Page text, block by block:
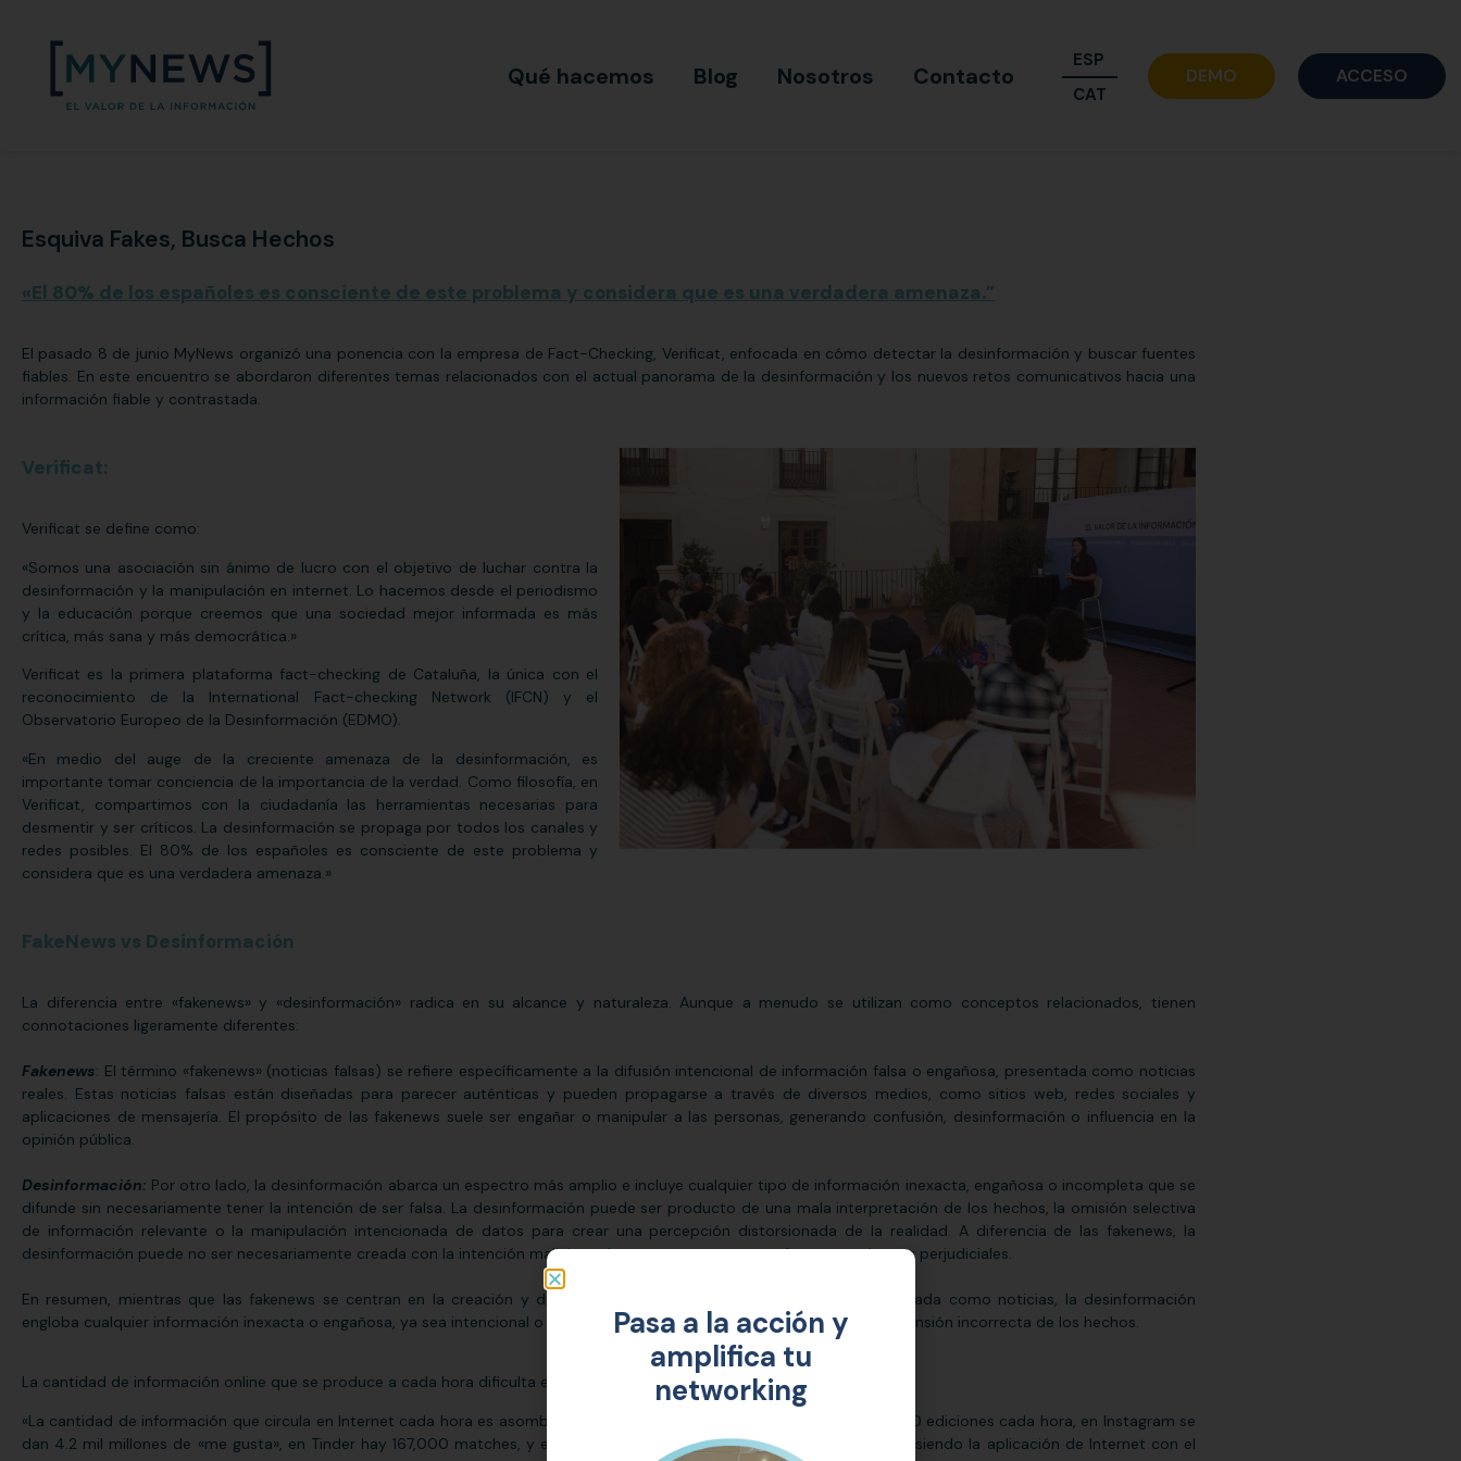
Qué hacemos Blog Nosotros Contacto
ESP
CAT
DEMO ACCESO
Esquiva Fakes, Busca Hechos
«El 80% de los españoles es consciente de este problema y considera que es una verdadera amenaza.”
El pasado 8 de junio MyNews organizó una ponencia con la empresa de Fact-Checking, Verificat, enfocada en cómo detectar la desinformación y buscar fuentes
fiables. En este encuentro se abordaron diferentes temas relacionados con el actual panorama de la desinformación y los nuevos retos comunicativos hacia una
información fiable y contrastada.
Verificat:
Verificat se define como:
«Somos una asociación sin ánimo de lucro con el objetivo de luchar contra la
desinformación y la manipulación en internet. Lo hacemos desde el periodismo
y la educación porque creemos que una sociedad mejor informada es más
crítica, más sana y más democrática.»
Verificat es la primera plataforma fact-checking de Cataluña, la única con el
reconocimiento de la International Fact-checking Network (IFCN) y el
Observatorio Europeo de la Desinformación (EDMO).
«En medio del auge de la creciente amenaza de la desinformación, es
importante tomar conciencia de la importancia de la verdad. Como filosofía, en
Verificat, compartimos con la ciudadanía las herramientas necesarias para
desmentir y ser críticos. La desinformación se propaga por todos los canales y
redes posibles. El 80% de los españoles es consciente de este problema y
considera que es una verdadera amenaza.»
FakeNews vs Desinformación
La diferencia entre «fakenews» y «desinformación» radica en su alcance y naturaleza. Aunque a menudo se utilizan como conceptos relacionados, tienen
connotaciones ligeramente diferentes:
Fakenews: El término «fakenews» (noticias falsas) se refiere específicamente a la difusión intencional de información falsa o engañosa, presentada como noticias
reales. Estas noticias falsas están diseñadas para parecer auténticas y pueden propagarse a través de diversos medios, como sitios web, redes sociales y
aplicaciones de mensajería. El propósito de las fakenews suele ser engañar o manipular a las personas, generando confusión, desinformación o influencia en la
opinión pública.
Desinformación: Por otro lado, la desinformación abarca un espectro más amplio e incluye cualquier tipo de información inexacta, engañosa o incompleta que se
difunde sin necesariamente tener la intención de ser falsa. La desinformación puede ser producto de una mala interpretación de los hechos, la omisión selectiva
de información relevante o la manipulación intencionada de datos para crear una percepción distorsionada de la realidad. A diferencia de las fakenews, la
desinformación puede no ser necesariamente creada con la intención maliciosa de engañar, aunque sus efectos pueden ser perjudiciales.
En resumen, mientras que las fakenews se centran en la creación y difusión intencionada de información falsa presentada como noticias, la desinformación
engloba cualquier información inexacta o engañosa, ya sea intencional o no, que puede llevar a la confusión o a una comprensión incorrecta de los hechos.
La cantidad de información online que se produce a cada hora dificulta el análisis de esta:
«La cantidad de información que circula en Internet cada hora es asombrosa. Por ejemplo, en Wikipedia se realizan 100,000 ediciones cada hora, en Instagram se
dan 4.2 mil millones de «me gusta», en Tinder hay 167,000 matches, y en el chat GPT se registran 1.37 millones de visitas, siendo la aplicación de Internet con el
Pasa a la acción y
amplifica tu
networking